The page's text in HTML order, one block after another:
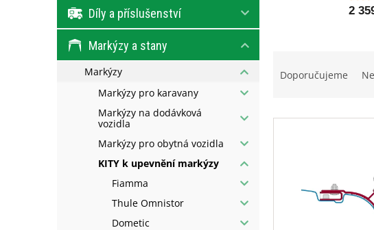
Díly a příslušenství
Markýzy a stany
Markýzy
Markýzy pro karavany
Markýzy na dodávková
vozidla
Markýzy pro obytná vozidla
KITY k upevnění markýzy
Fiamma
Thule Omnistor
Dometic
2
n
Doporučujeme
V